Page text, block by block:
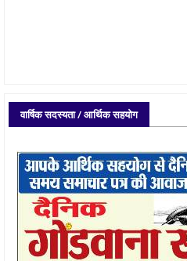
वार्षिक सदस्यता / आर्थिक सहयोग